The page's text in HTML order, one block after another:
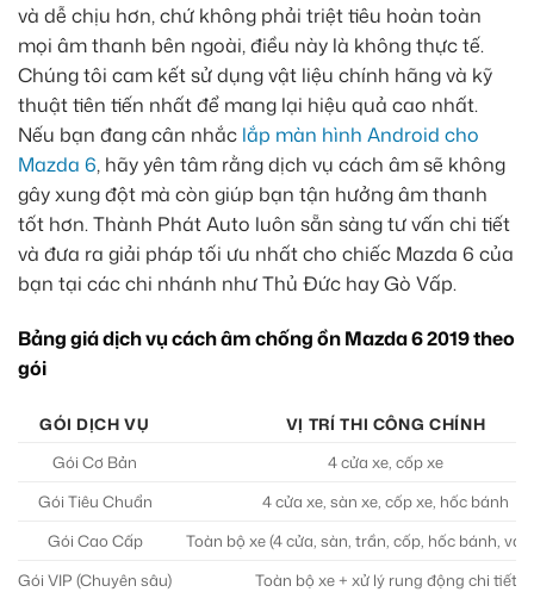
và dễ chịu hơn, chứ không phải triệt tiêu hoàn toàn
mọi âm thanh bên ngoài, điều này là không thực tế.
Chúng tôi cam kết sử dụng vật liệu chính hãng và kỹ
thuật tiên tiến nhất để mang lại hiệu quả cao nhất.
Nếu bạn đang cân nhắc lắp màn hình Android cho
Mazda 6, hãy yên tâm rằng dịch vụ cách âm sẽ không
gây xung đột mà còn giúp bạn tận hưởng âm thanh
tốt hơn. Thành Phát Auto luôn sẵn sàng tư vấn chi tiết
và đưa ra giải pháp tối ưu nhất cho chiếc Mazda 6 của
bạn tại các chi nhánh như Thủ Đức hay Gò Vấp.
Bảng giá dịch vụ cách âm chống ồn Mazda 6 2019 theo
gói
GÓI DỊCH VỤ
VỊ TRÍ THI CÔNG CHÍNH
Gói Cơ Bản
4 cửa xe, cốp xe
Gói Tiêu Chuẩn
4 cửa xe, sàn xe, cốp xe, hốc bánh
Gói Cao Cấp
Toàn bộ xe (4 cửa, sàn, trần, cốp, hốc bánh,
Gói VIP (Chuyên sâu)
Toàn bộ xe + xử lý rung động chi tiết